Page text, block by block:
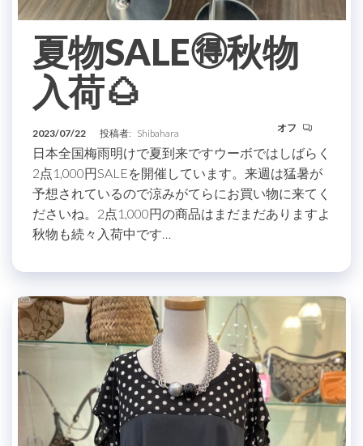
夏物SALE🉐秋物
入荷🌰
2023/07/22 投稿者: Shibahara オフ
日本全国梅雨明けで夏到来ですウーボではしばらく
2点1,000円SALEを開催しています。来週は猛暑が
予想されているので涼みがてらにお買い物に来てく
ださいね。2点1,000円の商品はまだまだありますよ
秋物も続々入荷中です…